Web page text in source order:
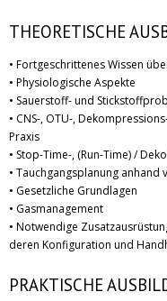
THEORETISCHE
• Fortgeschrittenes Wissen
• Physiologische Aspekte
• Sauerstoff- und
• CNS-, OTU-,
Praxis
• Stop-Time-, (Run-Time) /
• Tauchgangsplanung
• Gesetzliche Grundlagen
• Gasmanagement
• Notwendige
deren Konfiguration und
PRAKTISCHE